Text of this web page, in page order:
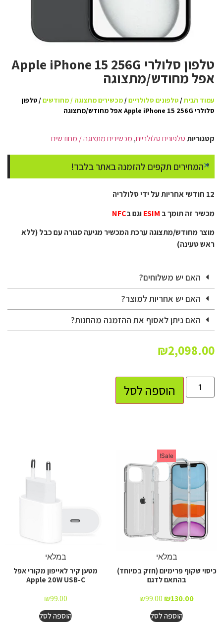
טלפון סלולרי Apple iPhone 15 256G
אפל מחודש/מתצוגה
עמוד הבית/טלפונים סלולריים/מכשירים מתצוגה / מחודשים/ טלפון
סלולרי Apple iPhone 15 256G אפל מחודש/מתצוגה
קטגוריותטלפונים סלולריים, מכשירים מתצוגה / מחודשים
* המחירים תקפים להזמנה באתר בלבד!
×
12 חודשי אחריות על ידי סלולריה
מכשיר זה תומך ב ESIMוגם בNFC
מוצר מחודש/מתצוגה ערכת המכשיר מגיעה סגורה עם כבל (ללא
ראש טעינה)
האם יש משלוחים?
האם יש אחריות למוצר?
האם ניתן לאסוף את ההזמנה מהחנות?
₪2,098.00
הוספה לסל
Sale!
במלאי
כיסוי שקוף פרימיום (חזק במיוחד)
בהתאם לדגם
₪130.00
₪99.00
הוספה לסל
במלאי
מטען קיר לאייפון מקורי אפל
Apple 20W USB-C
₪99.00
הוספה לסל